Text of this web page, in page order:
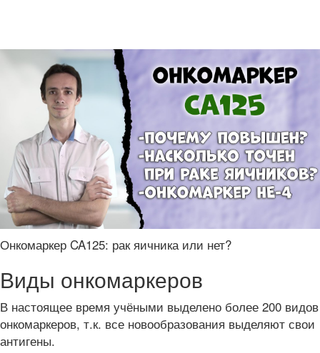
Онкомаркер CA125: рак яичника или нет?
Виды онкомаркеров
В настоящее время учёными выделено более 200 видов
онкомаркеров, т.к. все новообразования выделяют свои
антигены.